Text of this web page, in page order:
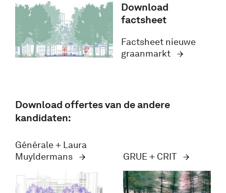
Download
factsheet
Factsheet nieuwe
graanmarkt
Download offertes van de andere
kandidaten:
Générale + Laura
Muyldermans
GRUE + CRIT